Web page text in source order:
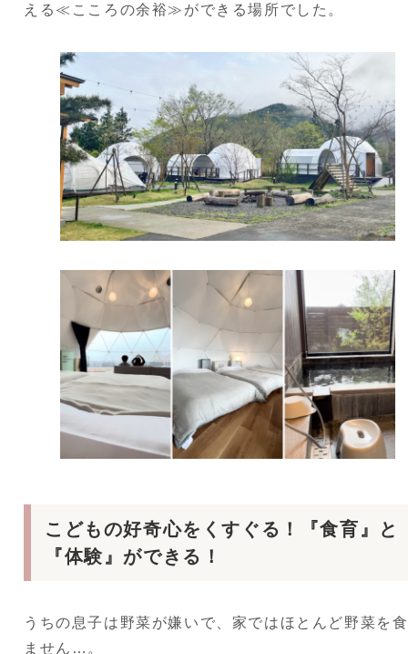
える ≪こころの余裕≫ ができる場所でした。
こどもの好奇心をくすぐる！『食育』と
『体験』ができる！
うちの息子は野菜が嫌いで、家ではほとんど野菜を
ません…。